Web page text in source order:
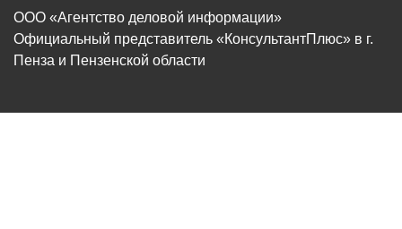
ООО «Агентство деловой информации»
Официальный представитель «КонсультантПлюс» в г.
Пенза и Пензенской области